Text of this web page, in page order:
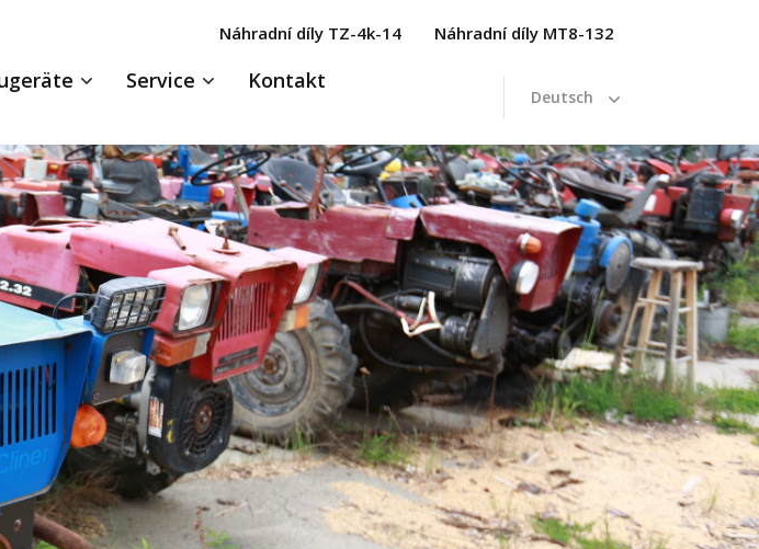
Náhradní díly TZ-4k-14 Náhradní díly MT8-132
Service
Kontakt
Deutsch